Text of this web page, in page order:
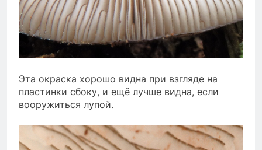
Эта окраска хорошо видна при взгляде на
пластинки сбоку, и ещё лучше видна, если
вооружиться лупой.